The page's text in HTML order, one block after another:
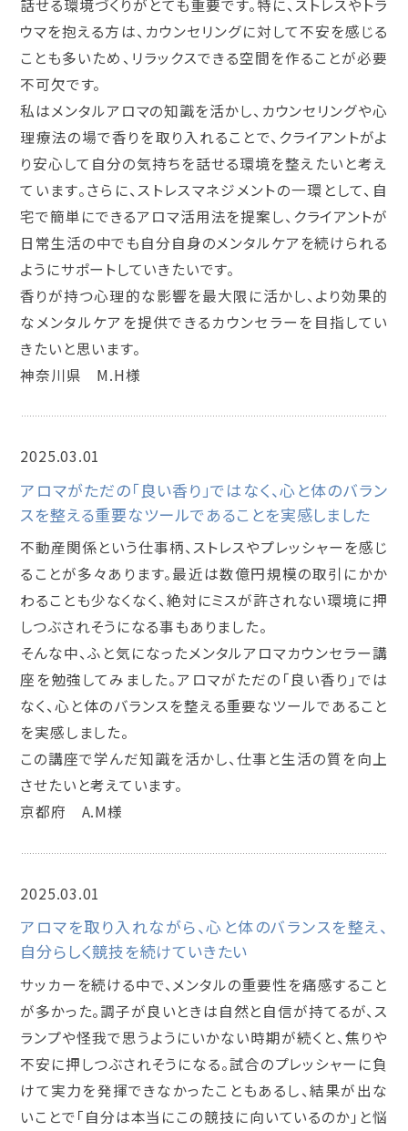
話せる環境づくりがとても重要です。特に、ストレスやトラ
ウマを抱える方は、カウンセリングに対して不安を感じる
ことも多いため、リラックスできる空間を作ることが必要
不可欠です。
私はメンタルアロマの知識を活かし、カウンセリングや心
理療法の場で香りを取り入れることで、クライアントがよ
り安心して自分の気持ちを話せる環境を整えたいと考え
ています。さらに、ストレスマネジメントの一環として、自
宅で簡単にできるアロマ活用法を提案し、クライアントが
日常生活の中でも自分自身のメンタルケアを続けられる
ようにサポートしていきたいです。
香りが持つ心理的な影響を最大限に活かし、より効果的
なメンタルケアを提供できるカウンセラーを目指してい
きたいと思います。
神奈川県 M.H様
2025.03.01
アロマがただの「良い香り」ではなく、心と体のバラン
スを整える重要なツールであることを実感しました
不動産関係という仕事柄、ストレスやプレッシャーを感じ
ることが多々あります。最近は数億円規模の取引にかか
わることも少なくなく、絶対にミスが許されない環境に押
しつぶされそうになる事もありました。
そんな中、ふと気になったメンタルアロマカウンセラー講
座を勉強してみました。アロマがただの「良い香り」では
なく、心と体のバランスを整える重要なツールであること
を実感しました。
この講座で学んだ知識を活かし、仕事と生活の質を向上
させたいと考えています。
京都府 A.M様
2025.03.01
アロマを取り入れながら、心と体のバランスを整え、
自分らしく競技を続けていきたい
サッカーを続ける中で、メンタルの重要性を痛感すること
が多かった。調子が良いときは自然と自信が持てるが、ス
ランプや怪我で思うようにいかない時期が続くと、焦りや
不安に押しつぶされそうになる。試合のプレッシャーに負
けて実力を発揮できなかったこともあるし、結果が出な
いことで「自分は本当にこの競技に向いているのか」と悩